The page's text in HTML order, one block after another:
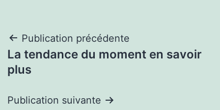
Navigation
de
Publication précédente
La tendance du moment en savoir
plus
Publication suivante